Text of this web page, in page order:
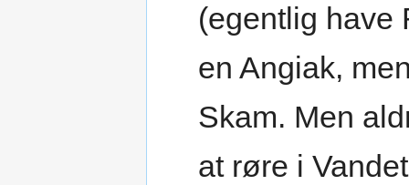
(egentlig have
en Angiak,
Skam. Men
at røre i